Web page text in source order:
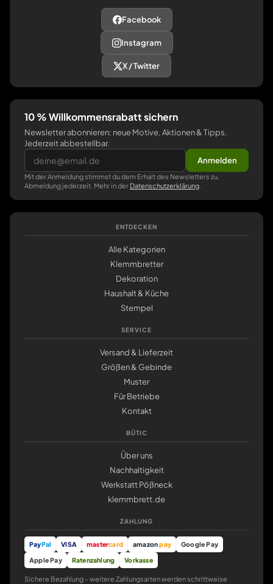
Facebook
Instagram
X / Twitter
10 % Willkommensrabatt sichern
Newsletter abonnieren: neue Motive, Aktionen & Tipps.
Jederzeit abbestellbar.
Anmelden
Mit der Anmeldung stimmst du dem Erhalt des Newsletters zu,
Abmeldung jederzeit. Mehr in der Datenschutzerklärung
ENTDECKEN
Alle Kategorien
Klemmbretter
Dekoration
Haushalt & Küche
Stempel
SERVICE
Versand & Lieferzeit
Größen & Gebinde
Muster
Für Betriebe
Kontakt
BÜTIC
Über uns
Nachhaltigkeit
Werkstatt Pößneck
klemmbrett.de
ZAHLUNG
PayPal VISA mastercard amazonpay
Google Pay
Apple Pay
Ratenzahlung Vorkasse
Sichere Bezahlung – weitere Zahlungsarten werden schrittweise